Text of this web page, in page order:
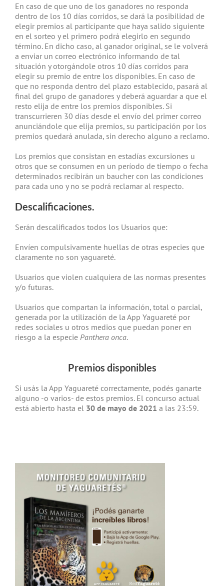
En caso de que uno de los ganadores no responda
dentro de los 10 días corridos, se dará la posibilidad de
elegir premios al participante que haya salido siguiente
en el sorteo y el primero podrá elegirlo en segundo
término. En dicho caso, al ganador original, se le volverá
a enviar un correo electrónico informando de tal
situación y otorgándole otros 10 días corridos para
elegir su premio de entre los disponibles. En caso de
que no responda dentro del plazo establecido, pasará al
final del grupo de ganadores y deberá aguardar a que el
resto elija de entre los premios disponibles. Si
transcurrieren 30 días desde el envío del primer correo
anunciándole que elija premios, su participación por los
premios quedará anulada, sin derecho alguno a reclamo.
Los premios que consistan en estadías excursiones u
otros que se consumen en un período de tiempo o fecha
determinados recibirán un baucher con las condiciones
para cada uno y no se podrá reclamar al respecto.
Descalificaciones.
Serán descalificados todos los Usuarios que:
Envíen compulsivamente huellas de otras especies que
claramente no son yaguareté.
Usuarios que violen cualquiera de las normas presentes
y/o futuras.
Usuarios que compartan la información, total o parcial,
generada por la utilización de la App Yaguareté por
redes sociales u otros medios que puedan poner en
riesgo a la especie Panthera onca.
Premios disponibles
Si usás la App Yaguareté correctamente, podés ganarte
alguno -o varios- de estos premios. El concurso actual
está abierto hasta el 30 de mayo de 2021 a las 23:59.